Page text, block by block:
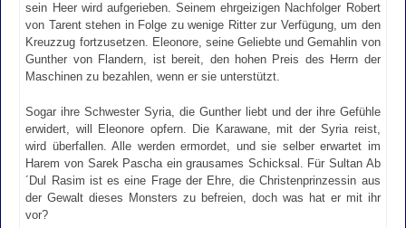
sein Heer wird aufgerieben. Seinem ehrgeizigen Nachfolger Robert
von Tarent stehen in Folge zu wenige Ritter zur Verfügung, um den
Kreuzzug fortzusetzen. Eleonore, seine Geliebte und Gemahlin von
Gunther von Flandern, ist bereit, den hohen Preis des Herrn der
Maschinen zu bezahlen, wenn er sie unterstützt.
Sogar ihre Schwester Syria, die Gunther liebt und der ihre Gefühle
erwidert, will Eleonore opfern. Die Karawane, mit der Syria reist,
wird überfallen. Alle werden ermordet, und sie selber erwartet im
Harem von Sarek Pascha ein grausames Schicksal. Für Sultan Ab
´Dul Rasim ist es eine Frage der Ehre, die Christenprinzessin aus
der Gewalt dieses Monsters zu befreien, doch was hat er mit ihr
vor?